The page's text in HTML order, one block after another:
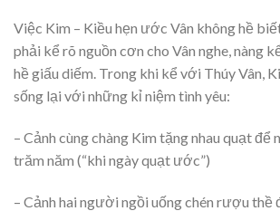
Việc Kim – Kiều hẹn ước Vân không hề
phải kể rõ nguồn cơn cho Vân nghe, nàng
hề giấu diếm. Trong khi kể với Thúy Vân,
sống lại với những kỉ niệm tình yêu:
– Cảnh cùng chàng Kim tặng nhau quạt để
trăm năm (“khi ngày quạt ước”)
– Cảnh hai người ngồi uống chén rượu thề